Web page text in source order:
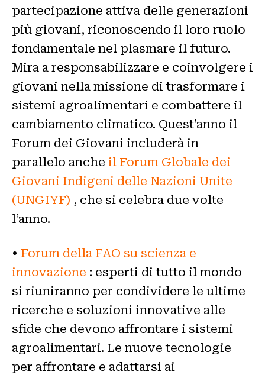
partecipazione attiva delle generazioni
più giovani, riconoscendo il loro ruolo
fondamentale nel plasmare il futuro.
Mira a responsabilizzare e coinvolgere i
giovani nella missione di trasformare i
sistemi agroalimentari e combattere il
cambiamento climatico. Quest’anno il
Forum dei Giovani includerà in
parallelo anche il Forum Globale dei
Giovani Indigeni delle Nazioni Unite
(UNGIYF) , che si celebra due volte
l’anno.
• Forum della FAO su scienza e
innovazione : esperti di tutto il mondo
si riuniranno per condividere le ultime
ricerche e soluzioni innovative alle
sfide che devono affrontare i sistemi
agroalimentari. Le nuove tecnologie
per affrontare e adattarsi ai